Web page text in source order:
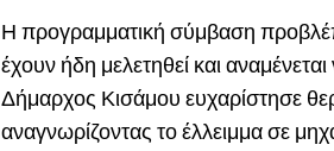
Η προγραμματική σύμβαση
έχουν ήδη μελετηθεί και
Δήμαρχος Κισάμου ευχαρίστησε
αναγνωρίζοντας το έλλειμμα σε